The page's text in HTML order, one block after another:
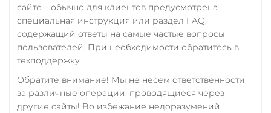
сайте – обычно для клиентов предусмотрена
специальная инструкция или раздел FAQ,
содержащий ответы на самые частые вопросы
пользователей. При необходимости обратитесь в
техподдержку.
Обратите внимание! Мы не несем ответственности
за различные операции, проводящиеся через
другие сайты! Во избежание недоразумений